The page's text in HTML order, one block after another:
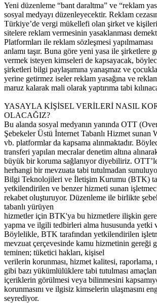
Yeni düzenleme “bant daraltma” ve “reklam
sosyal medyayı düzenleyecektir. Reklam
Türkiye’de vergi mükellefi olan şirket ve
sitelere reklam vermesinin yasaklanması
Platformları ile reklam sözleşmesi yapılmaması
anlamı taşır. Buna göre yeni yasa ile şirketlere
vermek isteyen kimseleri de kapsayacak,
şirketleri bilgi paylaşımına yanaşmaz ve
yerine getirmez iseler reklam yasağına ve
maruz kalarak mali olarak yaptırıma tabi
YASAYLA KİŞİSEL VERİLERİ NASIL
OLACAĞIZ?
Bu alanda sosyal medyanın yanında OTT
Şebekeler Üstü İnternet Tabanlı Hizmet sunan
vb. platformlar da kapsama alınmaktadır.
transferi yapılan mecralar denetim altına
büyük bir koruma sağlanıyor diyebiliriz.
herhangi bir mevzuata tabi tutulmadan
Bilgi Teknolojileri ve İletişim Kurumu (BTK)
yetkilendirilen ve benzer hizmeti sunan
rekabet oluşturuyor. Düzenleme ile birlikte
tabanlı yürüyen
hizmetler için BTK'ya bu hizmetlere ilişkin
yapma ve ilgili tedbirleri alma hususunda yetki
Böylelikle, BTK tarafından yetkilendirilen
mevzuat çerçevesinde kamu hizmetinin gereği
teminen; tüketici hakları, kişisel
verilerin korunması, hizmet kalitesi,
gibi bazı yükümlülüklere tabi tutulması
içeriklerin görülmesi veya bilinmesini
korunmasını ve ilgisiz kimselerin ulaşmasını
seyrediyor.